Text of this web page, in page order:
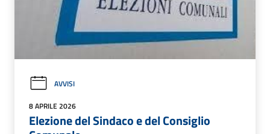
AVVISI
8 APRILE 2026
Elezione del Sindaco e del Consiglio